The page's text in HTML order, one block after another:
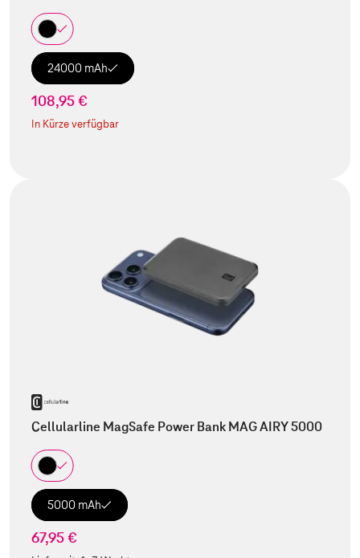
24000 mAh
108,95 €
In Kürze verfügbar
Cellularline MagSafe Power Bank MAG AIRY 5000
5000 mAh
67,95 €